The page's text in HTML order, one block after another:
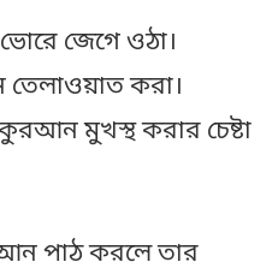
জেগে ওঠা।
করা।
মুখস্থ করার চেষ্টা